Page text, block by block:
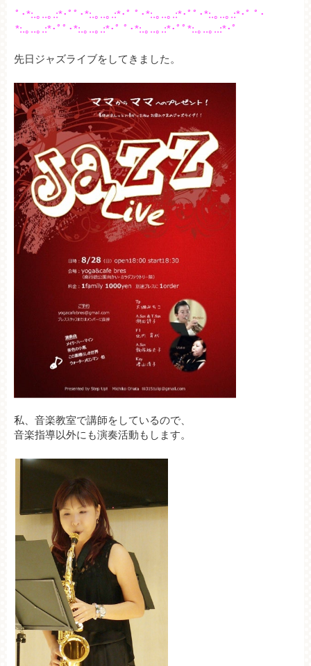
ﾟ･*:.｡..｡.:*･ﾟﾟ･*:.｡..｡.:*･ﾟ ﾟ･*:.｡..｡.:*･ﾟﾟ･*:.｡..｡.:*･ﾟ ﾟ･
*:.｡..｡.:*･ﾟﾟ･*:.｡..｡.:*･ﾟ ﾟ･*:.｡..｡.:*･ﾟﾟ*:.｡..｡..:*･ﾟ
先日ジャズライブをしてきました。
私、音楽教室で講師をしているので、
音楽指導以外にも演奏活動もします。